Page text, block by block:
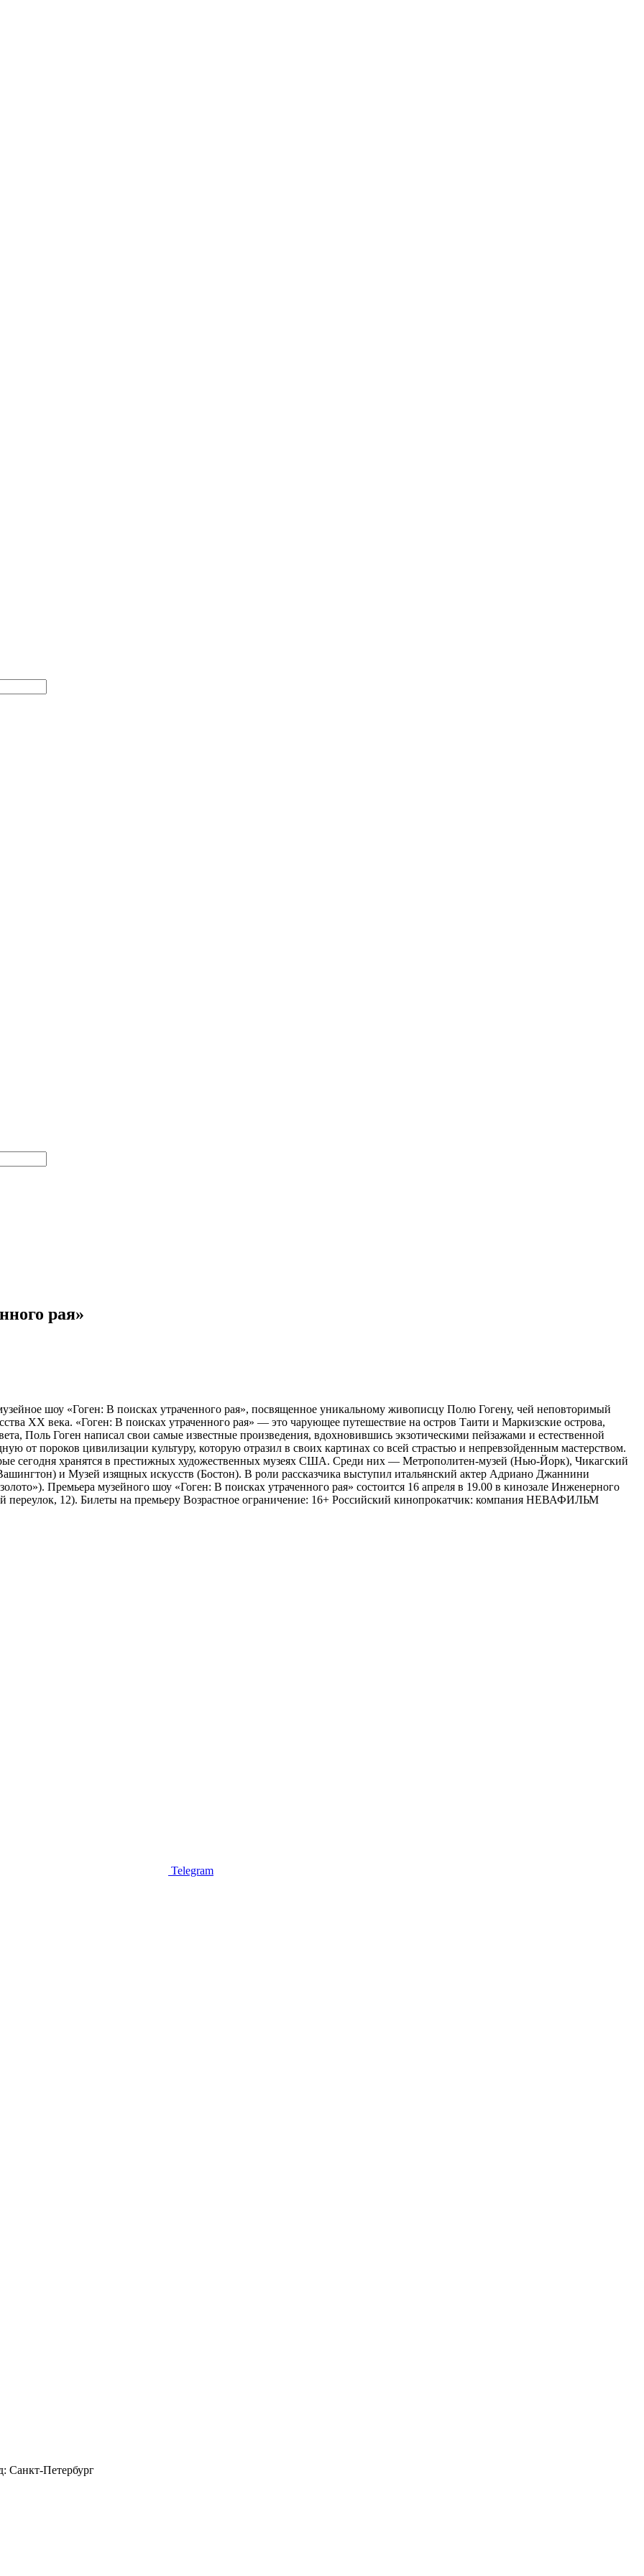
рая»
шоу «Гоген: В поисках утраченного рая», посвященное уникальному живописцу Полю Гогену, чей неповторимый
XX века. «Гоген: В поисках утраченного рая» — это чарующее путешествие на остров Таити и Маркизские острова,
Поль Гоген написал свои самые известные произведения, вдохновившись экзотическими пейзажами и естественной
от пороков цивилизации культуру, которую отразил в своих картинах со всей страстью и непревзойденным мастерством.
сегодня хранятся в престижных художественных музеях США. Среди них — Метрополитен-музей (Нью-Йорк), Чикагский
и Музей изящных искусств (Бостон). В роли рассказчика выступил итальянский актер Адриано Джаннини
Премьера музейного шоу «Гоген: В поисках утраченного рая» состоится 16 апреля в 19.00 в кинозале Инженерного
переулок, 12). Билеты на премьеру Возрастное ограничение: 16+ Российский кинопрокатчик: компания НЕВАФИЛЬМ
Telegram
Санкт-Петербург